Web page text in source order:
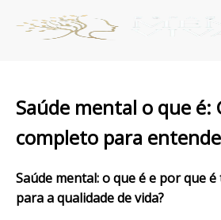
Saúde mental o que é:
completo para
Saúde mental: o que é e por que
para a qualidade de vida?